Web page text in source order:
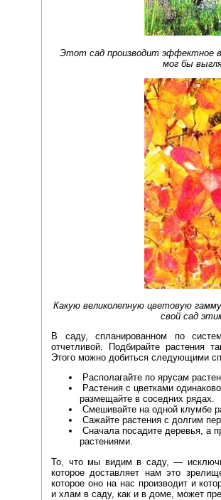
Этот сад производит эффектное
мог бы
Какую великолепную цветовую
свой сад
В саду, спланированном по
отчетливой. Подбирайте растения
Этого можно добиться следующими
Располагайте по ярусам
Растения с цветками
размещайте в соседних рядах.
Смешивайте на одной клумбе
Сажайте растения с долгим
Сначала посадите деревья, а
растениями.
То, что мы видим в саду, —
которое доставляет нам это
которое оно на нас производит и
и хлам в саду, как и в доме, может